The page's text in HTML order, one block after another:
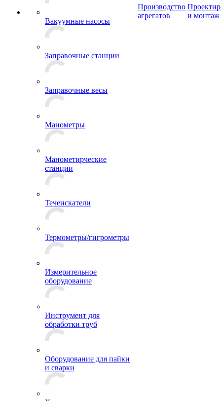
Вакуумные насосы
Заправочные станции
Заправочные весы
Манометры
Манометирческие
станции
Течеискатели
Термометры/гигрометры
Измерительное
оборудование
Инструмент для
обработки труб
Оборудование для пайки
и сварки
Производство
агрегатов
и монтаж